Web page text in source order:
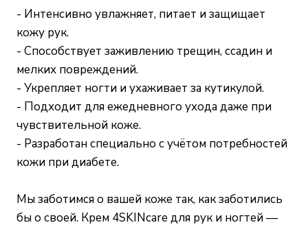
- Интенсивно увлажняет, питает и защищает
кожу рук.
- Способствует заживлению трещин, ссадин и
мелких повреждений.
- Укрепляет ногти и ухаживает за кутикулой.
- Подходит для ежедневного ухода даже при
чувствительной коже.
- Разработан специально с учётом потребностей
кожи при диабете.
Мы заботимся о вашей коже так, как заботились
бы о своей. Крем 4SKINcare для рук и ногтей —